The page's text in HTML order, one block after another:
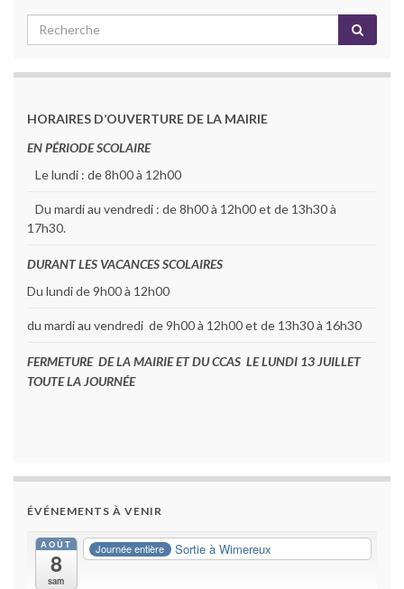
HORAIRES D’OUVERTURE DE LA MAIRIE
EN PÉRIODE SCOLAIRE
Le lundi : de 8h00 à 12h00
Du mardi au vendredi : de 8h00 à 12h00 et de 13h30 à
17h30.
DURANT LES VACANCES SCOLAIRES
Du lundi de 9h00 à 12h00
du mardi au vendredi de 9h00 à 12h00 et de 13h30 à 16h30
FERMETURE DE LA MAIRIE ET DU CCAS LE LUNDI 13 JUILLET
TOUTE LA JOURNÉE
ÉVÉNEMENTS À VENIR
AOÛT
8
sam
Journée entière Sortie à Wimereux